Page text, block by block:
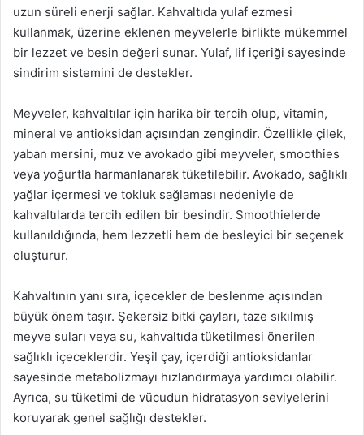
uzun süreli enerji sağlar. Kahvaltıda yulaf ezmesi
kullanmak, üzerine eklenen meyvelerle birlikte mükemmel
bir lezzet ve besin değeri sunar. Yulaf, lif içeriği sayesinde
sindirim sistemini de destekler.
Meyveler, kahvaltılar için harika bir tercih olup, vitamin,
mineral ve antioksidan açısından zengindir. Özellikle çilek,
yaban mersini, muz ve avokado gibi meyveler, smoothies
veya yoğurtla harmanlanarak tüketilebilir. Avokado, sağlıklı
yağlar içermesi ve tokluk sağlaması nedeniyle de
kahvaltılarda tercih edilen bir besindir. Smoothielerde
kullanıldığında, hem lezzetli hem de besleyici bir seçenek
oluşturur.
Kahvaltının yanı sıra, içecekler de beslenme açısından
büyük önem taşır. Şekersiz bitki çayları, taze sıkılmış
meyve suları veya su, kahvaltıda tüketilmesi önerilen
sağlıklı içeceklerdir. Yeşil çay, içerdiği antioksidanlar
sayesinde metabolizmayı hızlandırmaya yardımcı olabilir.
Ayrıca, su tüketimi de vücudun hidratasyon seviyelerini
koruyarak genel sağlığı destekler.